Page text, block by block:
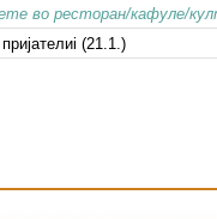
во ресторан/кафуле/
(21.1.)